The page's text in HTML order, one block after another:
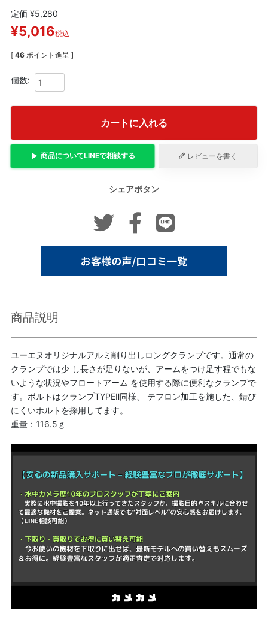
定価 ¥5,280
¥5,016税込
[ 46 ポイント進呈 ]
カートに入れる
商品についてLINEで相談する レビューを書く
シェアボタン
商品説明
ユーエヌオリジナルアルミ削り出しロングクランプです。通常の
クランプでは少 し長さが足りないが、アームをつけ足す程でもな
いような状況やフロートアーム を使用する際に便利なクランプで
す。ボルトはクランプTYPEⅡ同様、 テフロン加工を施した、錆び
にくいホルトを採用してます。
重量：116.5ｇ